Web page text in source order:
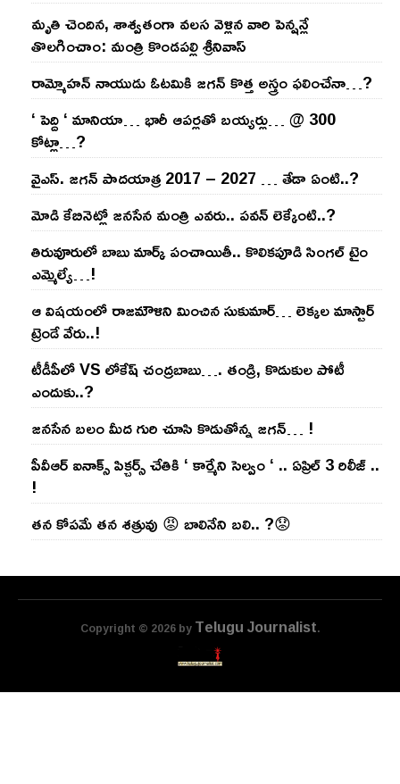
మృతి చెందిన, శాశ్వతంగా వలస వెళ్లిన వారి పెన్ష‌న్లే
తొల‌గించాం: మంత్రి కొండపల్లి శ్రీనివాస్
రామ్మోహ‌న్ నాయుడు ఓట‌మికి జ‌గ‌న్ కొత్త అస్త్రం ఫ‌లించేనా…?
‘ పెద్ది ‘ మానియా… భారీ ఆప‌ర్ల‌తో బ‌య్య‌ర్లు… @ 300
కోట్లా…?
వైఎస్‌. జ‌గ‌న్ పాద‌యాత్ర 2017 – 2027 … తేడా ఏంటి..?
మోడి కేబినెట్లో జ‌నసేన మంత్రి ఎవ‌రు.. ప‌వ‌న్ లెక్కేంటి..?
తిరువూరులో బాబు మార్క్ పంచాయితీ.. కొలిక‌పూడి సింగ‌ల్ టైం
ఎమ్మెల్యే…!
ఆ విష‌యంలో రాజ‌మౌళిని మించిన సుకుమార్‌… లెక్క‌ల మాస్టార్
ట్రెండే వేరు..!
టీడీపీలో VS లోకేష్ చంద్ర‌బాబు…. తండ్రి, కొడుకుల పోటీ
ఎందుకు..?
జ‌న‌సేన బ‌లం మీద గురి చూసి కొడుతోన్న జ‌గ‌న్‌… !
పీవీఆర్ ఐనాక్స్ పిక్చర్స్ చేతికి ‘ కార్మేని సెల్వం ‘ .. ఏప్రిల్ 3 రిలీజ్ ..
!
తన కోపమే తన శత్రువు 😡 బాలినేని బలి.. ?😟
Copyright © 2026 byTelugu Journalist.